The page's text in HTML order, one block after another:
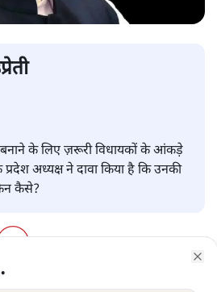
बनाने के लिए ज़रूरी विधायकों के आंकड़े
अध्यक्ष ने दावा किया है कि उनकी
कैसे?
बाद से ही महाराष्ट्र में सरकार बनाने